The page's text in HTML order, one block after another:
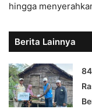
hingga
Berita Lainnya